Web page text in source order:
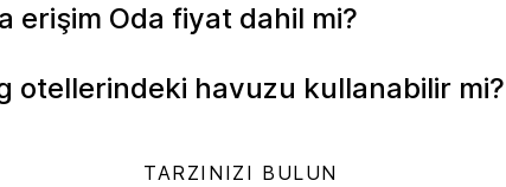
erişim Oda fiyat dahil mi?
otellerindeki havuzu kullanabilir
TARZINIZI BULUN